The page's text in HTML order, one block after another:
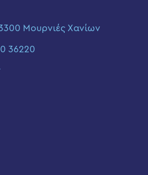
Μουρνιές Χανίων
36220